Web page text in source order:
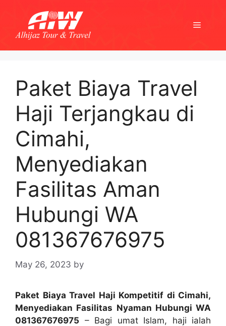
content
Menu
Paket Biaya Travel
Haji Terjangkau di
Cimahi,
Menyediakan
Fasilitas Aman
Hubungi WA
081367676975
May 26, 2023 by
Paket Biaya Travel Haji Kompetitif di Cimahi,
Menyediakan Fasilitas Nyaman Hubungi WA
081367676975 – Bagi umat Islam, haji ialah